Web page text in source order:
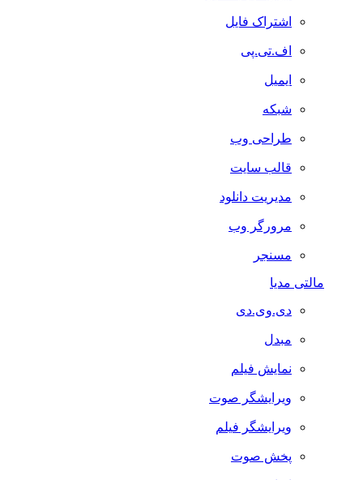
اشتراک فایل
اف.تی.پی
ایمیل
شبکه
طراحی وب
قالب سایت
مدیریت دانلود
مرورگر وب
مسنجر
مالتی مدیا
دی.وی.دی
مبدل
نمایش فیلم
ویرایشگر صوت
ویرایشگر فیلم
پخش صوت